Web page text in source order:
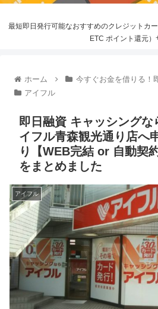
最短即日発行可能なおすすめのクレジットカ
ETC ポイント還元）
ホーム
今すぐお金を借りる！
アイフル
即日融資 キャッシングな
イフル青森観光通り店へ
り【WEB完結 or 自動契
をまとめました
アイフル